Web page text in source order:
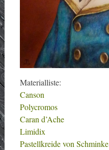
Materialliste:
Canson
Polycromos
Caran d’Ache
Limidix
Pastellkreide von Schminke